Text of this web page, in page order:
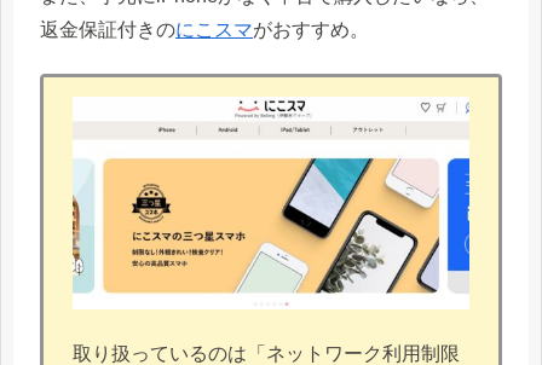
返金保証付きのにこスマがおすすめ。
取り扱っているのは「ネットワーク利用制限